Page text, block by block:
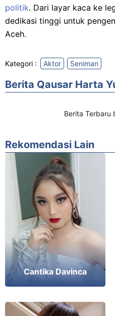
politik. Dari layar kaca ke
dedikasi tinggi untuk
Aceh.
Kategori : Aktor Seniman
Berita Qausar Harta
Berita Terbaru
Rekomendasi Lain
Cantika Davinca